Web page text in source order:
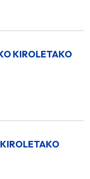
KIROLETAKO